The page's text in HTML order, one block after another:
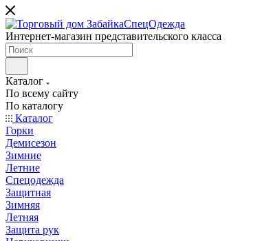
Интернет-магазин представительского класса
Каталог
По всему сайту
По каталогу
Каталог
Горки
Демисезон
Зимние
Летние
Спецодежда
Защитная
Зимняя
Летняя
Защита рук